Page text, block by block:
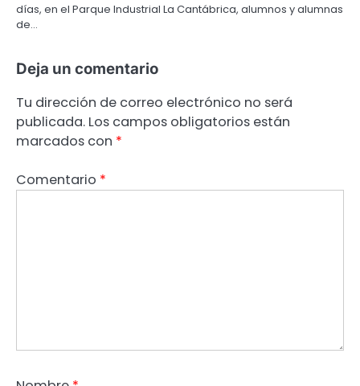
días, en el Parque Industrial La Cantábrica, alumnos y alumnas
de…
Deja un comentario
Tu dirección de correo electrónico no será
publicada. Los campos obligatorios están
marcados con *
Comentario *